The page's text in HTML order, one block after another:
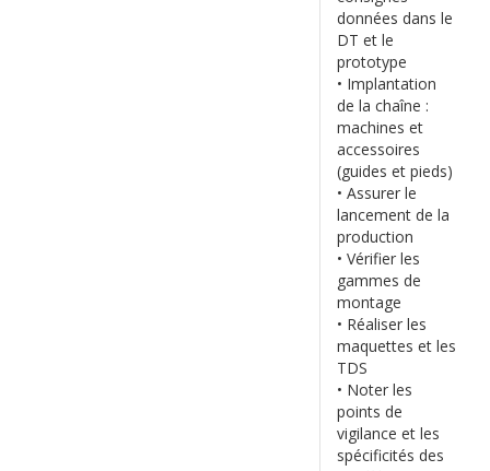
données dans le
DT et le
prototype
• Implantation
de la chaîne :
machines et
accessoires
(guides et pieds)
• Assurer le
lancement de la
production
• Vérifier les
gammes de
montage
• Réaliser les
maquettes et les
TDS
• Noter les
points de
vigilance et les
spécificités des